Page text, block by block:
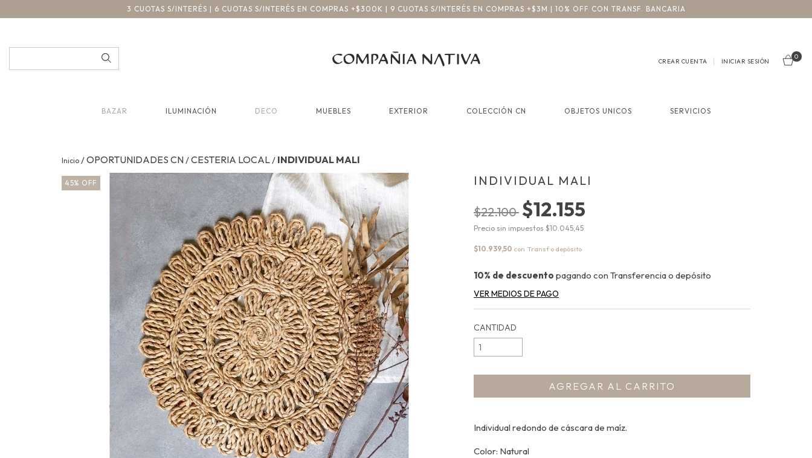
3 CUOTAS S/INTERÉS | 6 CUOTAS S/INTERÉS EN COMPRAS +$300K | 9 CUOTAS S/INTERÉS EN COMPRAS +$3M | 10% OFF CON TRANSF. BANCARIA
CREAR CUENTA INICIAR SESIÓN
0
BAZAR ILUMINACIÓN DECO MUEBLES EXTERIOR COLECCIÓN CN OBJETOS UNICOS SERVICIOS
Inicio /OPORTUNIDADES CN/CESTERIA LOCAL/ INDIVIDUAL MALI
45% OFF INDIVIDUAL MALI
$22.100 $12.155
Precio sin impuestos$10.045,45
$10.939,50 con
10% de descuento pagando con Transferencia o depósito
VER MEDIOS DE PAGO
CANTIDAD
Individual redondo de cáscara de maíz.
Color: Natural